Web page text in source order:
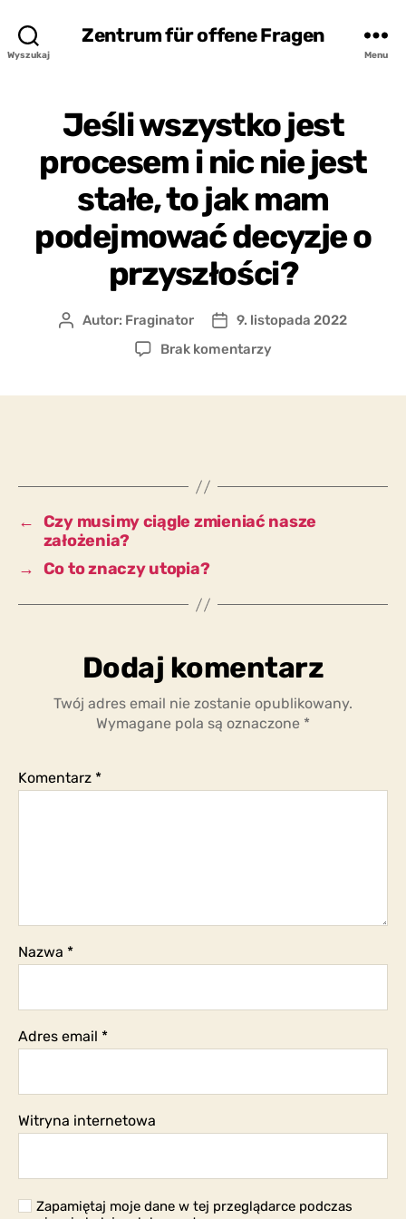
Wyszukaj
Zentrum für offene Fragen
Menu
Jeśli wszystko jest
procesem i nic nie jest
stałe, to jak mam
podejmować decyzje o
przyszłości?
AutorAutor: Fraginator
Data
wpisu
9. listopada 2022
Brak komentarzydo
nie
stałe,
podejmować
przyszłości?
← Czy musimy ciągle zmieniać nasze
założenia?
→ Co to znaczy utopia?
Dodaj komentarz
Twój adres email nie zostanie opublikowany.
Wymagane pola są oznaczone *
Komentarz *
Nazwa *
Adres email *
Witryna internetowa
Zapamiętaj moje dane w tej przeglądarce podczas